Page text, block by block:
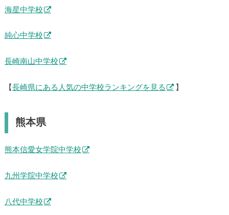
海星中学校
純心中学校
長崎南山中学校
【 長崎県にある人気の中学校ランキングを見る 】
熊本県
熊本信愛女学院中学校
九州学院中学校
八代中学校